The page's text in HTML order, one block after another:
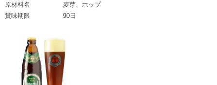
原材料名
麦芽、ホップ
賞味期限
90日